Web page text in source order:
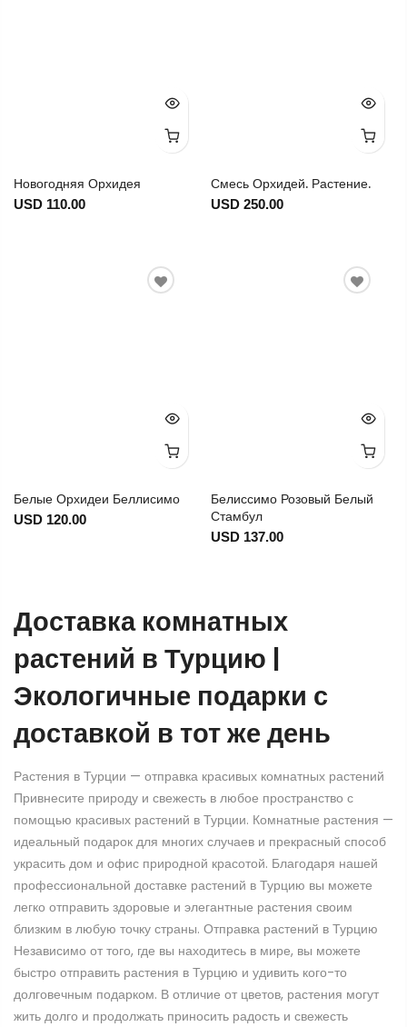
Новогодняя Орхидея
USD 110.00
Смесь Орхидей. Растение.
USD 250.00
Белые Орхидеи Беллисимо
USD 120.00
Белиссимо Розовый Белый
Стамбул
USD 137.00
Доставка комнатных
растений в Турцию |
Экологичные подарки с
доставкой в тот же день
Растения в Турции — отправка красивых комнатных растений
Привнесите природу и свежесть в любое пространство с
помощью красивых растений в Турции. Комнатные растения —
идеальный подарок для многих случаев и прекрасный способ
украсить дом и офис природной красотой. Благодаря нашей
профессиональной доставке растений в Турцию вы можете
легко отправить здоровые и элегантные растения своим
близким в любую точку страны. Отправка растений в Турцию
Независимо от того, где вы находитесь в мире, вы можете
быстро отправить растения в Турцию и удивить кого-то
долговечным подарком. В отличие от цветов, растения могут
жить долго и продолжать приносить радость и свежесть